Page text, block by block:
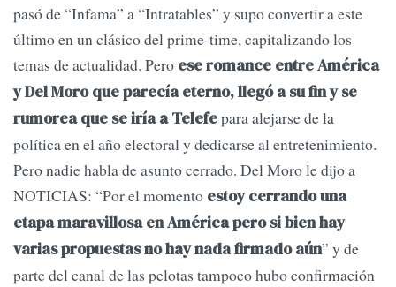
pasó de “Infama” a “Intratables” y supo convertir a este
último en un clásico del prime-time, capitalizando los
temas de actualidad. Pero ese romance entre América
y Del Moro que parecía eterno, llegó a su fin y se
rumorea que se iría a Telefepara alejarse de la
política en el año electoral y dedicarse al entretenimiento.
Pero nadie habla de asunto cerrado. Del Moro le dijo a
NOTICIAS: “Por el momento estoy cerrando una
etapa maravillosa en América pero si bien hay
varias propuestas no hay nada firmado aún” y de
parte del canal de las pelotas tampoco hubo confirmación